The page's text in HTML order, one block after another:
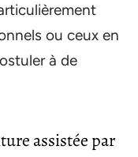
ou ceux en
à de
assistée par